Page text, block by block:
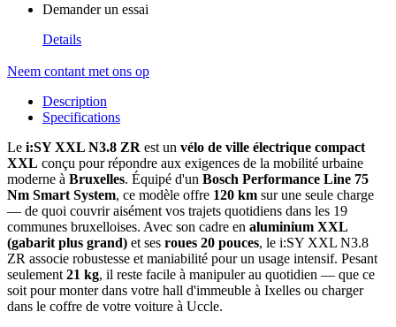
Demander un essai
Details
Neem contant met ons op
Description
Specifications
Le i:SY XXL N3.8 ZR est un vélo de ville électrique compact
XXL conçu pour répondre aux exigences de la mobilité urbaine
moderne à Bruxelles. Équipé d'un Bosch Performance Line 75
Nm Smart System, ce modèle offre 120 km sur une seule charge
— de quoi couvrir aisément vos trajets quotidiens dans les 19
communes bruxelloises. Avec son cadre en aluminium XXL
(gabarit plus grand) et ses roues 20 pouces, le i:SY XXL N3.8
ZR associe robustesse et maniabilité pour un usage intensif. Pesant
seulement 21 kg, il reste facile à manipuler au quotidien — que ce
soit pour monter dans votre hall d'immeuble à Ixelles ou charger
dans le coffre de votre voiture à Uccle.